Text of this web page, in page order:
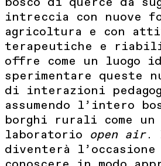
intreccia con nuove
agricoltura e con
terapeutiche e
offre come un luogo
sperimentare queste
di interazioni
assumendo l’intero
borghi rurali come un
laboratorio open air.
diventerà l’occasione